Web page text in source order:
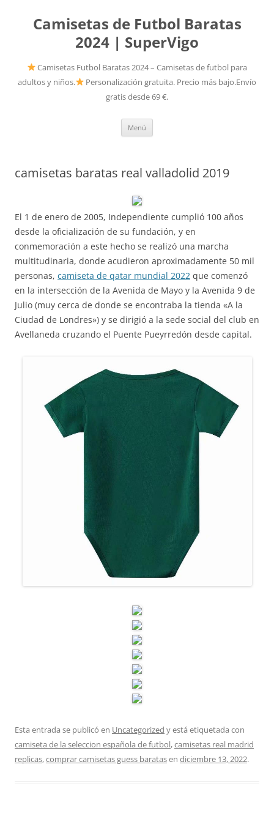
Camisetas de Futbol Baratas
2024 | SuperVigo
Camisetas Futbol Baratas 2024 – Camisetas de futbol para
adultos y niños.
Personalización gratuita. Precio más bajo.Envío
gratis desde 69 €.
Menú
camisetas baratas real valladolid 2019
El 1 de enero de 2005, Independiente cumplió 100 años
desde la oficialización de su fundación, y en
conmemoración a este hecho se realizó una marcha
multitudinaria, donde acudieron aproximadamente 50 mil
personas, camiseta de qatar mundial 2022 que comenzó
en la intersección de la Avenida de Mayo y la Avenida 9 de
Julio (muy cerca de donde se encontraba la tienda «A la
Ciudad de Londres») y se dirigió a la sede social del club en
Avellaneda cruzando el Puente Pueyrredón desde capital.
Esta entrada se publicó en Uncategorized y está etiquetada con
camiseta de la seleccion española de futbol,camisetas real madrid
replicas,comprar camisetas guess baratasen diciembre 13, 2022.